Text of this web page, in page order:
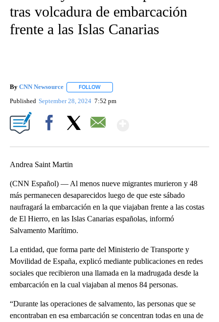
tras volcadura de embarcación
frente a las Islas Canarias
By CNN Newsource FOLLOW
Published September 28, 2024 7:52 pm
Andrea Saint Martin
(CNN Español) — Al menos nueve migrantes murieron y 48
más permanecen desaparecidos luego de que este sábado
naufragará la embarcación en la que viajaban frente a las costas
de El Hierro, en las Islas Canarias españolas, informó
Salvamento Marítimo.
La entidad, que forma parte del Ministerio de Transporte y
Movilidad de España, explicó mediante publicaciones en redes
sociales que recibieron una llamada en la madrugada desde la
embarcación en la cual viajaban al menos 84 personas.
“Durante las operaciones de salvamento, las personas que se
encontraban en esa embarcación se concentran todas en una de